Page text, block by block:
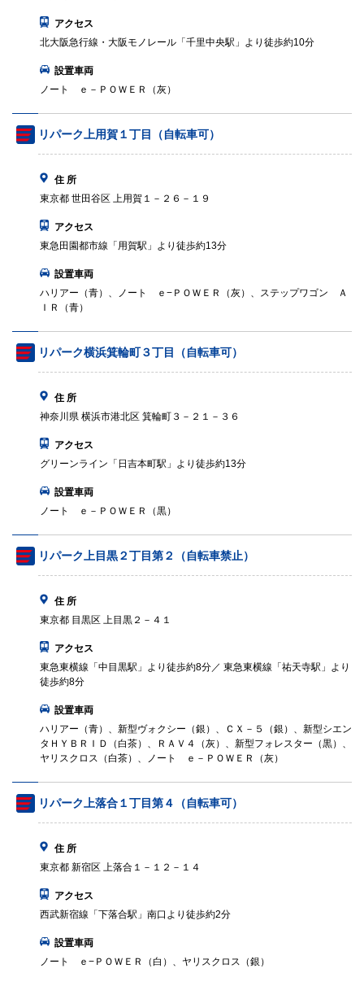
アクセス
北大阪急行線・大阪モノレール「千里中央駅」より徒歩約10分
設置車両
ノート ｅ－ＰＯＷＥＲ（灰）
リパーク上用賀１丁目（自転車可）
住 所
東京都 世田谷区 上用賀１－２６－１９
アクセス
東急田園都市線「用賀駅」より徒歩約13分
設置車両
ハリアー（青）、ノート ｅ−ＰＯＷＥＲ（灰）、ステップワゴン Ａ
ＩＲ（青）
リパーク横浜箕輪町３丁目（自転車可）
住 所
神奈川県 横浜市港北区 箕輪町３－２１－３６
アクセス
グリーンライン「日吉本町駅」より徒歩約13分
設置車両
ノート ｅ－ＰＯＷＥＲ（黒）
リパーク上目黒２丁目第２（自転車禁止）
住 所
東京都 目黒区 上目黒２－４１
アクセス
東急東横線「中目黒駅」より徒歩約8分／ 東急東横線「祐天寺駅」より
徒歩約8分
設置車両
ハリアー（青）、新型ヴォクシー（銀）、ＣＸ－５（銀）、新型シエン
タＨＹＢＲＩＤ（白茶）、ＲＡＶ４（灰）、新型フォレスター（黒）、
ヤリスクロス（白茶）、ノート ｅ－ＰＯＷＥＲ（灰）
リパーク上落合１丁目第４（自転車可）
住 所
東京都 新宿区 上落合１－１２－１４
アクセス
西武新宿線「下落合駅」南口より徒歩約2分
設置車両
ノート ｅ−ＰＯＷＥＲ（白）、ヤリスクロス（銀）